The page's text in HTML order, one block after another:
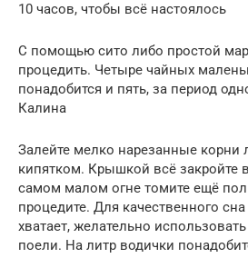
10 часов, чтобы всё настоялось
С помощью сито либо простой
процедить. Четыре чайных
понадобится и пять, за период
Калина
Залейте мелко нарезанные корни
кипятком. Крышкой всё закройте
самом малом огне томите ещё пол
процедите. Для качественного
хватает, желательно
поели. На литр водички